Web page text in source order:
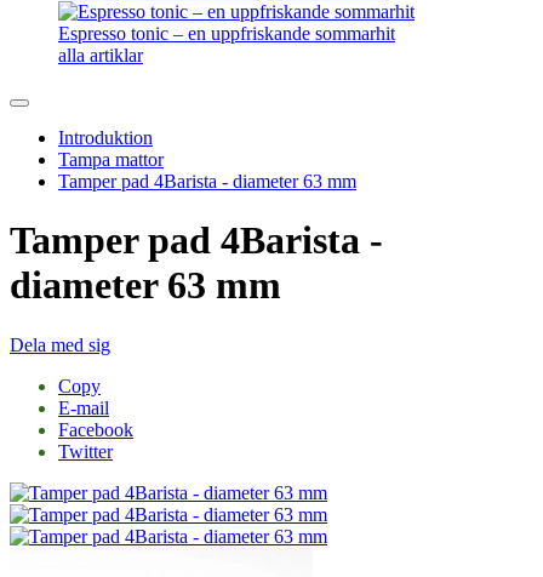
Espresso tonic – en uppfriskande sommarhit
alla artiklar
Introduktion
Tampa mattor
Tamper pad 4Barista - diameter 63 mm
Tamper pad 4Barista -
diameter 63 mm
Dela med sig
Copy
E-mail
Facebook
Twitter